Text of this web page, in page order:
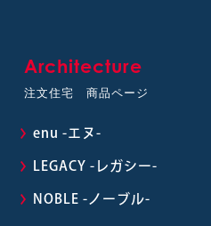
Architecture
注文住宅 商品ページ
enu -エヌ-
LEGACY -レガシー-
NOBLE -ノーブル-